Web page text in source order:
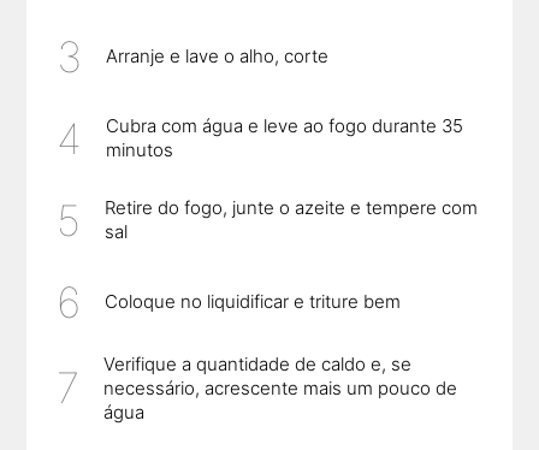
Arranje e lave o alho, corte
Cubra com água e leve ao fogo durante 35
minutos
Retire do fogo, junte o azeite e tempere com
sal
Coloque no liquidificar e triture bem
Verifique a quantidade de caldo e, se
necessário, acrescente mais um pouco de
água